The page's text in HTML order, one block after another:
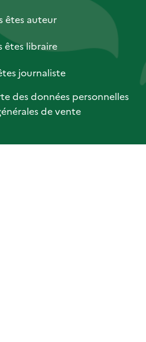
êtes auteur
êtes libraire
journaliste
des données personnelles
de vente